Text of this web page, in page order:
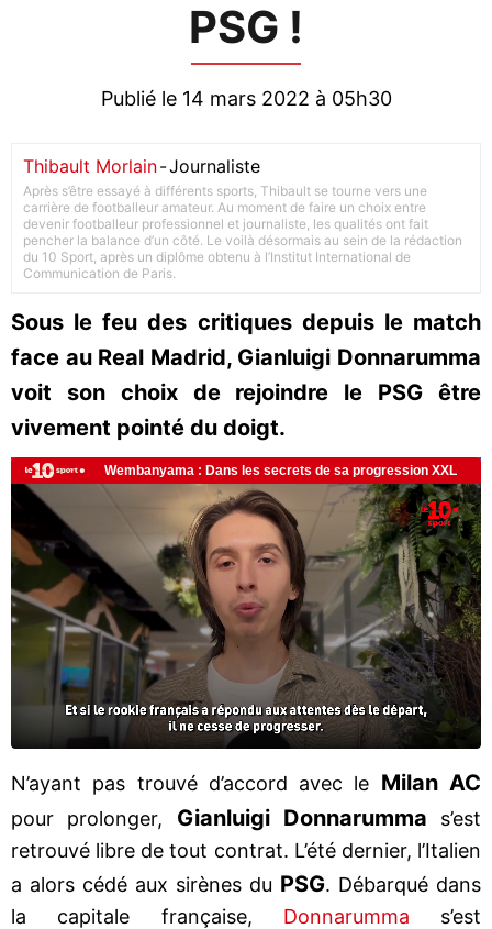
PSG !
Publié le 14 mars 2022 à 05h30
Thibault Morlain-Journaliste
Après s’être essayé à différents sports, Thibault se tourne vers une
carrière de footballeur amateur. Au moment de faire un choix entre
devenir footballeur professionnel et journaliste, les qualités ont fait
pencher la balance d’un côté. Le voilà désormais au sein de la rédaction
du 10 Sport, après un diplôme obtenu à l’Institut International de
Communication de Paris.
Sous le feu des critiques depuis le match
face au Real Madrid, Gianluigi Donnarumma
voit son choix de rejoindre le PSG être
vivement pointé du doigt.
N’ayant pas trouvé d’accord avec le Milan AC
pour prolonger, Gianluigi Donnarumma s’est
retrouvé libre de tout contrat. L’été dernier, l’Italien
a alors cédé aux sirènes du PSG. Débarqué dans
la capitale française, Donnarumma s’est